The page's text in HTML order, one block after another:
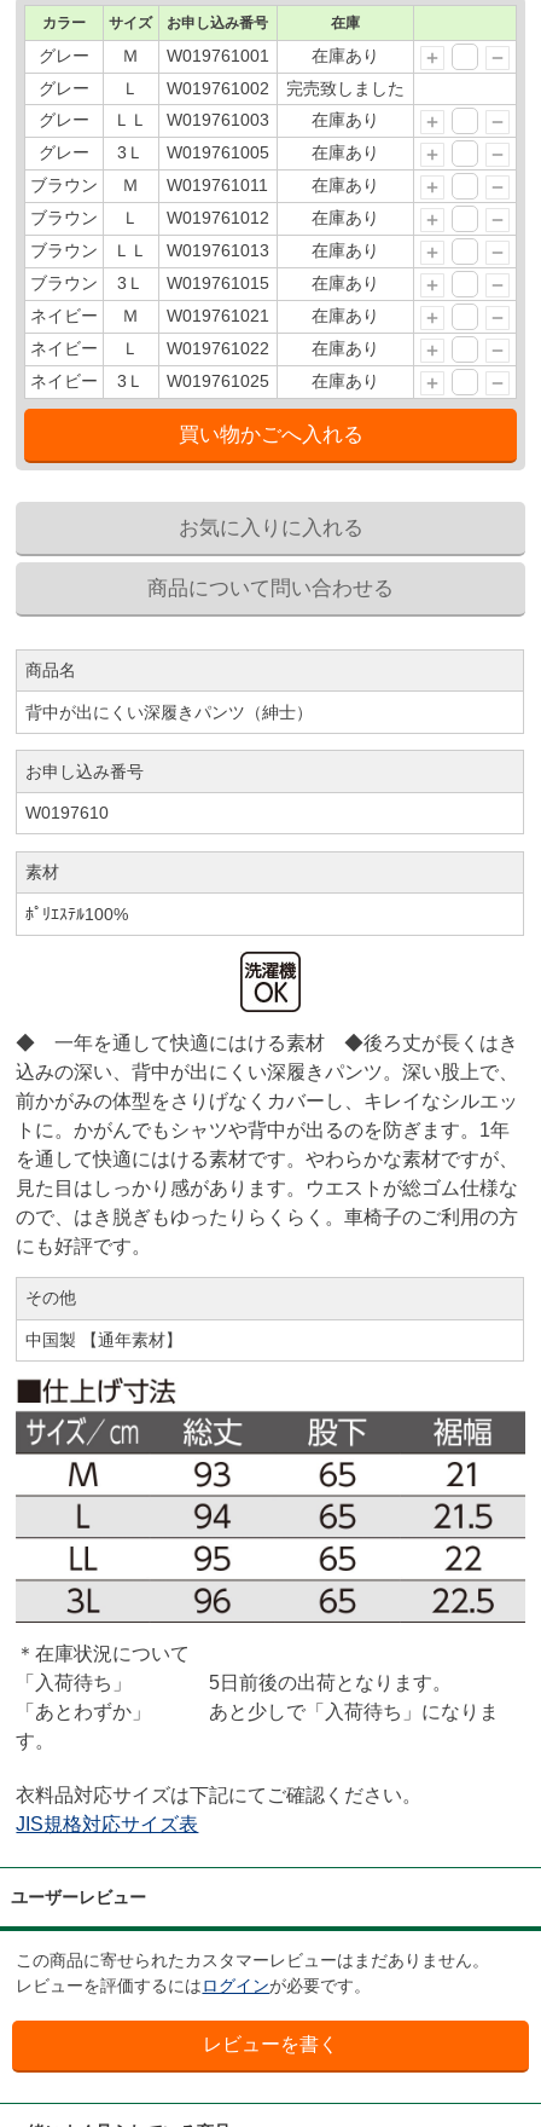
カラー サイズ お申し込み番号 在庫
グレー Ｍ W019761001
在庫あり
グレー
Ｌ W019761002
完売致しました
グレー
ＬＬ W019761003
在庫あり
グレー
3Ｌ W019761005
在庫あり
ブラウン
Ｍ W019761011
在庫あり
ブラウン
Ｌ W019761012
在庫あり
ブラウン
ＬＬ W019761013
在庫あり
ブラウン
3Ｌ W019761015
在庫あり
ネイビー
Ｍ W019761021
在庫あり
ネイビー
Ｌ W019761022
在庫あり
ネイビー
3Ｌ W019761025 在庫あり
商品名
背中が出にくい深履きパンツ（紳士）
お申し込み番号
W0197610
素材
ﾎﾟﾘｴｽﾃﾙ100%
◆ 一年を通して快適にはける素材 ◆後ろ丈が長くはき
込みの深い、背中が出にくい深履きパンツ。深い股上で、
前かがみの体型をさりげなくカバーし、キレイなシルエッ
トに。かがんでもシャツや背中が出るのを防ぎます。1年
を通して快適にはける素材です。やわらかな素材ですが、
見た目はしっかり感があります。ウエストが総ゴム仕様な
ので、はき脱ぎもゆったりらくらく。車椅子のご利用の方
にも好評です。
その他
中国製 【通年素材】
＊在庫状況について
「入荷待ち」 5日前後の出荷となります。
「あとわずか」 あと少しで「入荷待ち」になりま
す。
衣料品対応サイズは下記にてご確認ください。
JIS規格対応サイズ表
ユーザーレビュー
この商品に寄せられたカスタマーレビューはまだありません。
レビューを評価するにはログインが必要です。